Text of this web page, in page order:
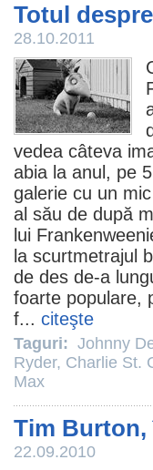
Totul
28.10.2011
vedea câteva
abia la anul, pe
galerie cu un
al său de după
lui
la scurtmetrajul
de des de-a
foarte populare,
f... citeşte
Taguri: Johnny
Ryder, Charlie St.
Max
Tim Burton,
22.09.2010